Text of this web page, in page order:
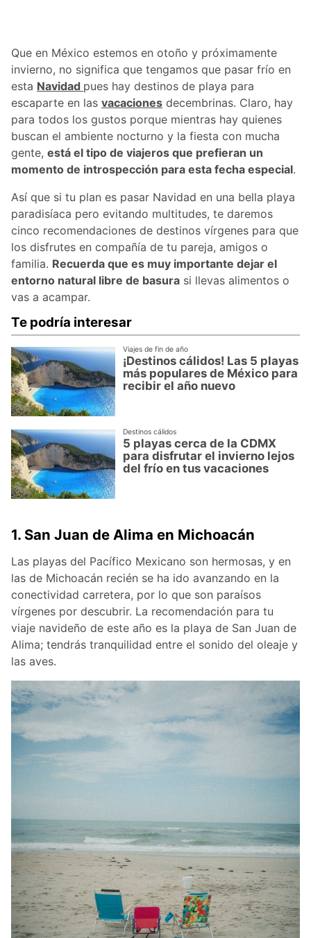
Que en México estemos en otoño y próximamente
invierno, no significa que tengamos que pasar frío en
esta Navidad pues hay destinos de playa para
escaparte en las vacaciones decembrinas. Claro, hay
para todos los gustos porque mientras hay quienes
buscan el ambiente nocturno y la fiesta con mucha
gente, está el tipo de viajeros que prefieran un
momento de introspección para esta fecha especial.
Así que si tu plan es pasar Navidad en una bella playa
paradisíaca pero evitando multitudes, te daremos
cinco recomendaciones de destinos vírgenes para que
los disfrutes en compañía de tu pareja, amigos o
familia. Recuerda que es muy importante dejar el
entorno natural libre de basura si llevas alimentos o
vas a acampar.
Te podría interesar
Viajes de fin de año
¡Destinos cálidos! Las 5 playas
más populares de México para
recibir el año nuevo
Destinos cálidos
5 playas cerca de la CDMX
para disfrutar el invierno lejos
del frío en tus vacaciones
1. San Juan de Alima en Michoacán
Las playas del Pacífico Mexicano son hermosas, y en
las de Michoacán recién se ha ido avanzando en la
conectividad carretera, por lo que son paraísos
vírgenes por descubrir. La recomendación para tu
viaje navideño de este año es la playa de San Juan de
Alima; tendrás tranquilidad entre el sonido del oleaje y
las aves.